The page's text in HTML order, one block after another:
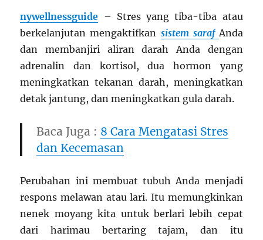
nywellnessguide – Stres yang tiba-tiba atau
berkelanjutan mengaktifkan sistem saraf Anda
dan membanjiri aliran darah Anda dengan
adrenalin dan kortisol, dua hormon yang
meningkatkan tekanan darah, meningkatkan
detak jantung, dan meningkatkan gula darah.
Baca Juga : 8 Cara Mengatasi Stres
dan Kecemasan
Perubahan ini membuat tubuh Anda menjadi
respons melawan atau lari. Itu memungkinkan
nenek moyang kita untuk berlari lebih cepat
dari harimau bertaring tajam, dan itu